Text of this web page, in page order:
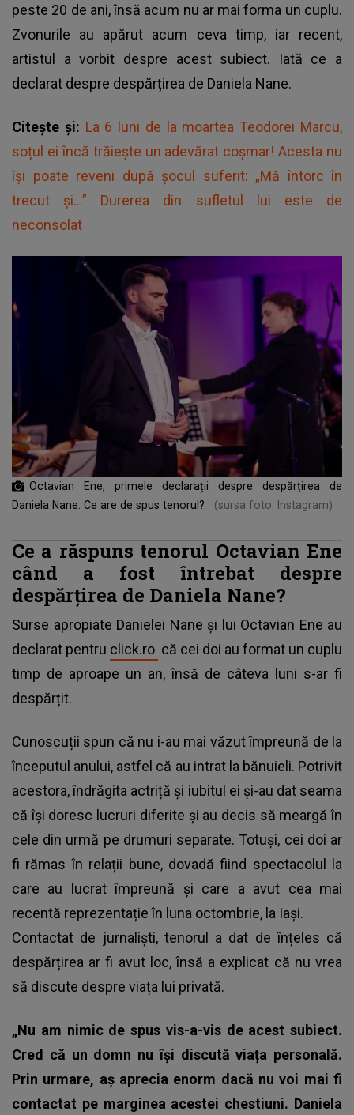
peste 20 de ani, însă acum nu ar mai forma un cuplu.
Zvonurile au apărut acum ceva timp, iar recent,
artistul a vorbit despre acest subiect. Iată ce a
declarat despre despărțirea de Daniela Nane.
Citește și: La 6 luni de la moartea Teodorei Marcu,
soțul ei încă trăiește un adevărat coșmar! Acesta nu
își poate reveni după șocul suferit: „Mă întorc în
trecut și...” Durerea din sufletul lui este de
neconsolat
Octavian Ene, primele declarații despre despărțirea de
Daniela Nane. Ce are de spus tenorul?
(sursa foto: Instagram)
Ce a răspuns tenorul Octavian Ene
când a fost întrebat despre
despărțirea de Daniela Nane?
Surse apropiate Danielei Nane și lui Octavian Ene au
declarat pentru click.ro că cei doi au format un cuplu
timp de aproape un an, însă de câteva luni s-ar fi
despărțit.
Cunoscuții spun că nu i-au mai văzut împreună de la
începutul anului, astfel că au intrat la bănuieli. Potrivit
acestora, îndrăgita actriță și iubitul ei și-au dat seama
că își doresc lucruri diferite și au decis să meargă în
cele din urmă pe drumuri separate. Totuși, cei doi ar
fi rămas în relații bune, dovadă fiind spectacolul la
care au lucrat împreună și care a avut cea mai
recentă reprezentație în luna octombrie, la Iași.
Contactat de jurnaliști, tenorul a dat de înțeles că
despărțirea ar fi avut loc, însă a explicat că nu vrea
să discute despre viața lui privată.
„Nu am nimic de spus vis-a-vis de acest subiect.
Cred că un domn nu își discută viața personală.
Prin urmare, aș aprecia enorm dacă nu voi mai fi
contactat pe marginea acestei chestiuni. Daniela